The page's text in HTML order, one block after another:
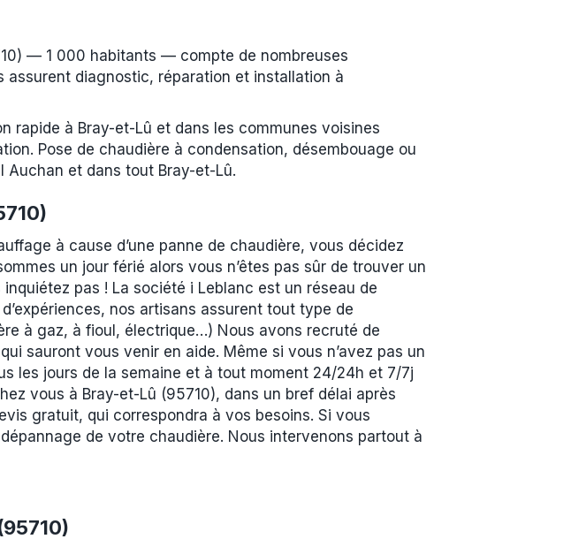
— 1 000 habitants — compte de nombreuses
assurent diagnostic, réparation et installation à
rapide à Bray-et-Lû et dans les communes voisines
Pose de chaudière à condensation, désembouage ou
Auchan et dans tout Bray-et-Lû.
à cause d’une panne de chaudière, vous décidez
un jour férié alors vous n’êtes pas sûr de trouver un
pas ! La société i Leblanc est un réseau de
nos artisans assurent tout type de
à gaz, à fioul, électrique…) Nous avons recruté de
sauront vous venir en aide. Même si vous n’avez pas un
les jours de la semaine et à tout moment 24/24h et 7/7j
vous à Bray-et-Lû (95710), dans un bref délai après
gratuit, qui correspondra à vos besoins. Si vous
de votre chaudière. Nous intervenons partout à